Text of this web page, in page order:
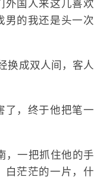
外国人来这儿喜欢
男的我还是头一次
换成双人间，客人
了，终于他把笔一
，一把抓住他的手
白茫茫的一片，什